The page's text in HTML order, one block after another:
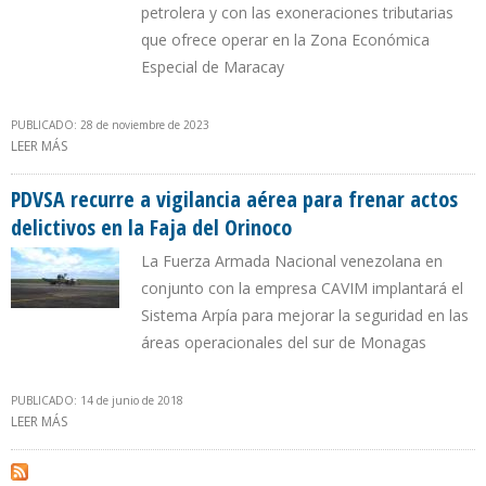
petrolera y con las exoneraciones tributarias
que ofrece operar en la Zona Económica
Especial de Maracay
PUBLICADO: 28 de noviembre de 2023
LEER MÁS
PDVSA recurre a vigilancia aérea para frenar actos
delictivos en la Faja del Orinoco
La Fuerza Armada Nacional venezolana en
conjunto con la empresa CAVIM implantará el
Sistema Arpía para mejorar la seguridad en las
áreas operacionales del sur de Monagas
PUBLICADO: 14 de junio de 2018
LEER MÁS